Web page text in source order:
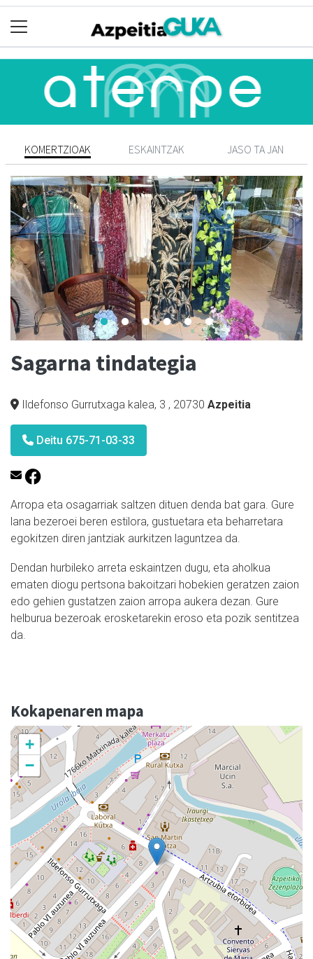
KOMERTZIOAK ESKAINTZAK JASO TA JAN
Sagarna tindategia
Ildefonso Gurrutxaga kalea, 3 , 20730 Azpeitia
Deitu 675-71-03-33
Arropa eta osagarriak saltzen dituen denda bat gara. Gure
lana bezeroei beren estilora, gustuetara eta beharretara
egokitzen diren jantziak aurkitzen laguntzea da.
Dendan hurbileko arreta eskaintzen dugu, eta aholkua
ematen diogu pertsona bakoitzari hobekien geratzen zaion
edo gehien gustatzen zaion arropa aukera dezan. Gure
helburua bezeroak erosketarekin eroso eta pozik sentitzea
da.
Kokapenaren mapa
+
−